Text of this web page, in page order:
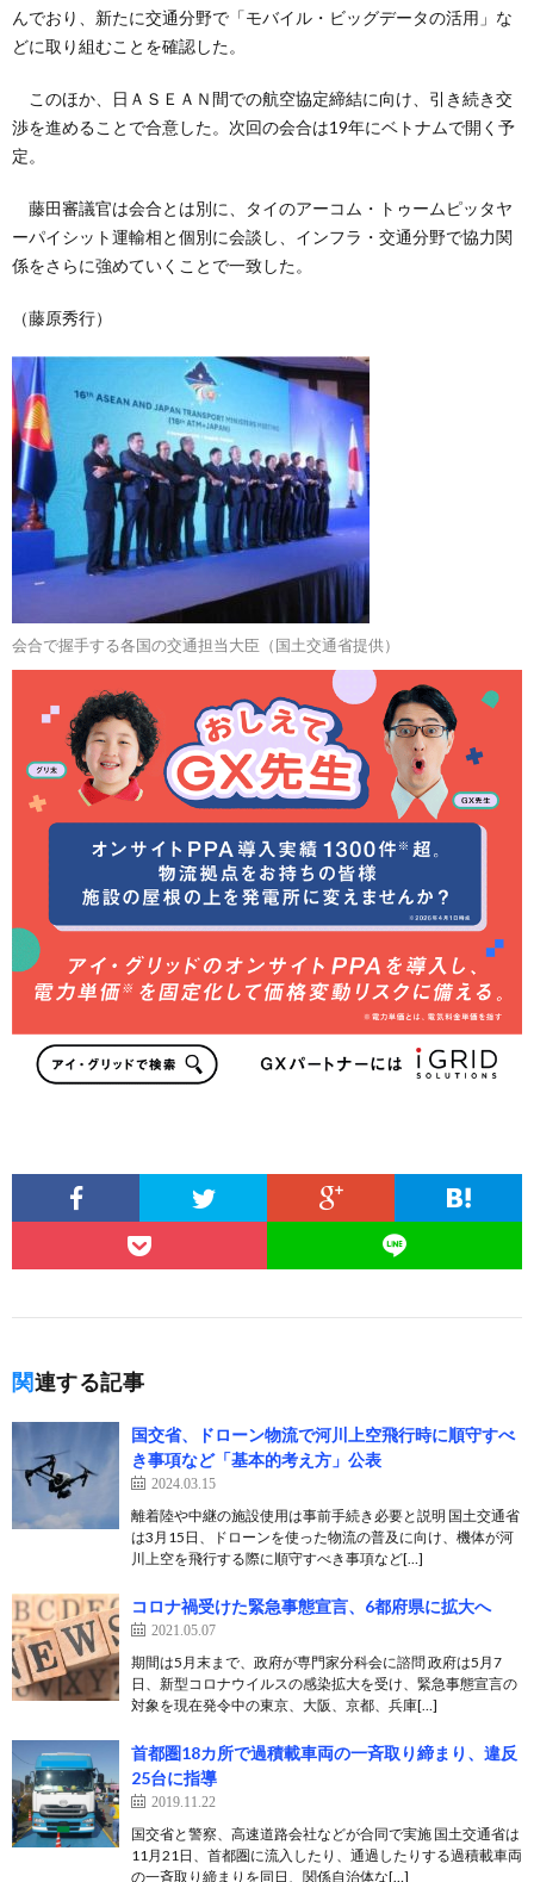
んでおり、新たに交通分野で「モバイル・ビッグデータの活用」な
どに取り組むことを確認した。
このほか、日ＡＳＥＡＮ間での航空協定締結に向け、引き続き交
渉を進めることで合意した。次回の会合は19年にベトナムで開く予
定。
藤田審議官は会合とは別に、タイのアーコム・トゥームピッタヤ
ーパイシット運輸相と個別に会談し、インフラ・交通分野で協力関
係をさらに強めていくことで一致した。
（藤原秀行）
会合で握手する各国の交通担当大臣（国土交通省提供）
関連する記事
国交省、ドローン物流で河川上空飛行時に順守すべ
き事項など「基本的考え方」公表
2024.03.15
離着陸や中継の施設使用は事前手続き必要と説明 国土交通省
は3月15日、ドローンを使った物流の普及に向け、機体が河
川上空を飛行する際に順守すべき事項など[…]
コロナ禍受けた緊急事態宣言、6都府県に拡大へ
2021.05.07
期間は5月末まで、政府が専門家分科会に諮問 政府は5月7
日、新型コロナウイルスの感染拡大を受け、緊急事態宣言の
対象を現在発令中の東京、大阪、京都、兵庫[…]
首都圏18カ所で過積載車両の一斉取り締まり、違反
25台に指導
2019.11.22
国交省と警察、高速道路会社などが合同で実施 国土交通省は
11月21日、首都圏に流入したり、通過したりする過積載車両
の一斉取り締まりを同日、関係自治体な[…]